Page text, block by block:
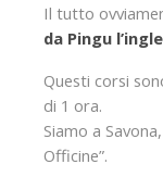
Il tutto
da Pingu
Questi corsi
di 1 ora.
Siamo a
Officine”.